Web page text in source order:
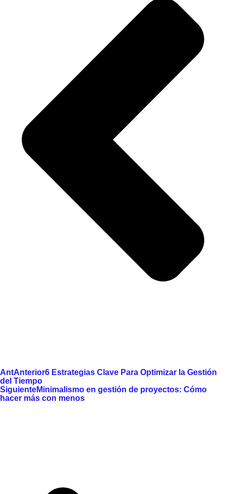
AntAnterior6 Estrategias Clave Para Optimizar la Gestión
del Tiempo
SiguienteMinimalismo en gestión de proyectos: Cómo
hacer más con menos